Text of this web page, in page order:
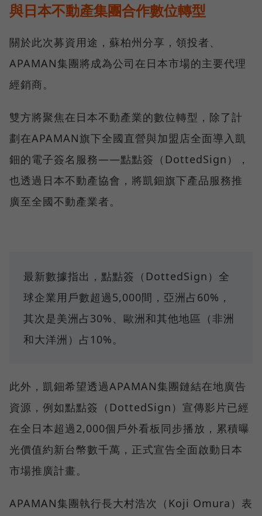
與日本不動產集團合作數位轉型
關於此次募資用途，蘇柏州分享，領投者、
APAMAN集團將成為公司在日本市場的主要代理
經銷商。
雙方將聚焦在日本不動產業的數位轉型，除了計
劃在APAMAN旗下全國直營與加盟店全面導入凱
鈿的電子簽名服務——點點簽（DottedSign），
也透過日本不動產協會，將凱鈿旗下產品服務推
廣至全國不動產業者。
最新數據指出，點點簽（DottedSign）全
球企業用戶數超過5,000間，亞洲占60%，
其次是美洲占30%、歐洲和其他地區（非洲
和大洋洲）占10%。
此外，凱鈿希望透過APAMAN集團鏈結在地廣告
資源，例如點點簽（DottedSign）宣傳影片已經
在全日本超過2,000個戶外看板同步播放，累積曝
光價值約新台幣數千萬，正式宣告全面啟動日本
市場推廣計畫。
APAMAN集團執行長大村浩次（Koji Omura）表